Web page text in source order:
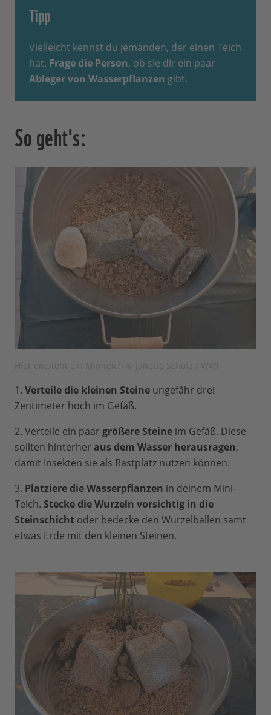
Tipp
Vielleicht kennst du jemanden, der einen Teich
hat. Frage die Person, ob sie dir ein paar
Ableger von Wasserpflanzen gibt.
So geht's:
1. Verteile die kleinen Steine ungefähr drei
Zentimeter hoch im Gefäß.
2. Verteile ein paar größere Steine im Gefäß. Diese
sollten hinterher aus dem Wasser herausragen,
damit Insekten sie als Rastplatz nutzen können.
3. Platziere die Wasserpflanzen in deinem Mini-
Teich. Stecke die Wurzeln vorsichtig in die
Steinschicht oder bedecke den Wurzelballen samt
etwas Erde mit den kleinen Steinen.